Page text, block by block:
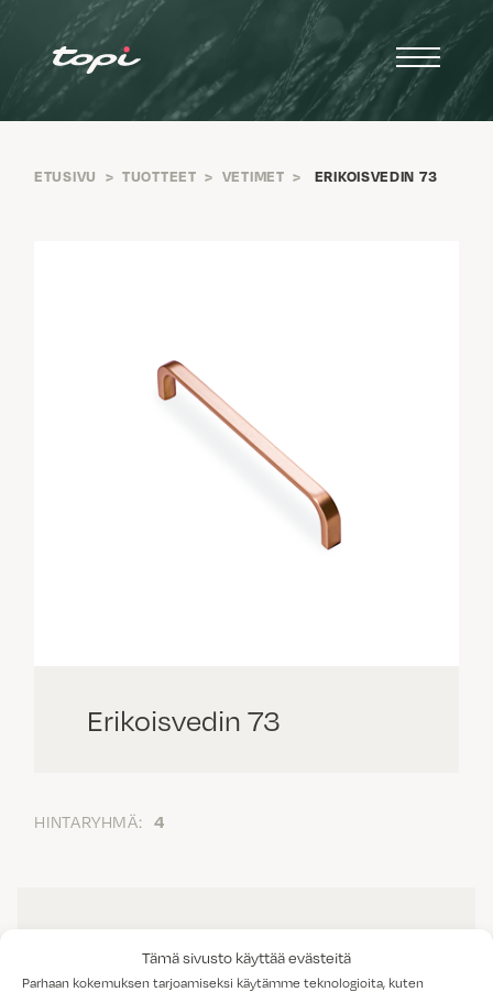
Tämä sivusto käyttää evästeitä
Parhaan kokemuksen tarjoamiseksi käytämme teknologioita, kuten
ETUSIVU > TUOTTEET > VETIMET > ERIKOISVEDIN 73
Erikoisvedin 73
HINTARYHMÄ: 4